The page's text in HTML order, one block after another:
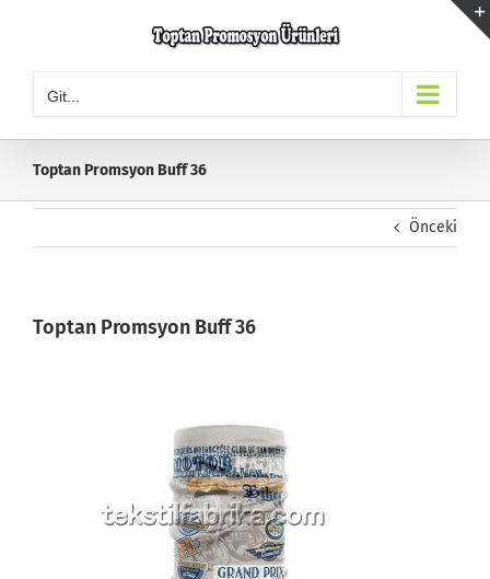
Git...
Toptan Promsyon Buff 36
Önceki
Toptan Promsyon Buff 36